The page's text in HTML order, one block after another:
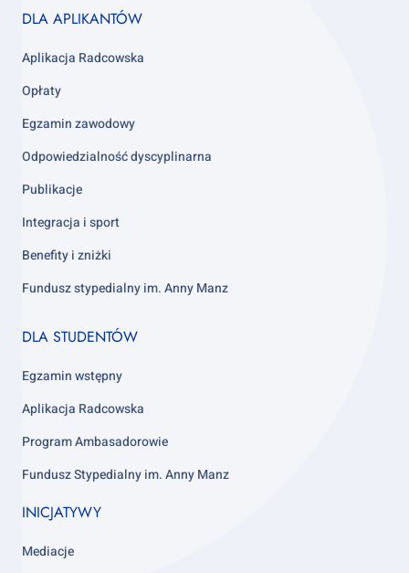
Footer
3
DLA APLIKANTÓW
Aplikacja Radcowska
Opłaty
Egzamin zawodowy
Odpowiedzialność dyscyplinarna
Publikacje
Integracja i sport
Benefity i zniżki
Fundusz stypedialny im. Anny Manz
Footer
4
DLA STUDENTÓW
Egzamin wstępny
Aplikacja Radcowska
Program Ambasadorowie
Fundusz Stypedialny im. Anny Manz
INICJATYWY
Mediacje